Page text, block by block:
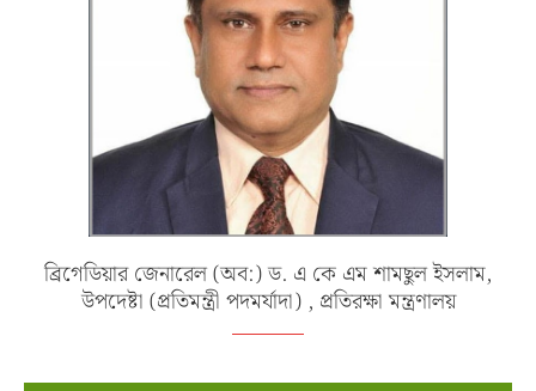
ব্রিগেডিয়ার জেনারেল (অব:) ড. এ কে এম শামছুল ইসলাম,
উপদেষ্টা (প্রতিমন্ত্রী পদমর্যাদা) , প্রতিরক্ষা মন্ত্রণালয়